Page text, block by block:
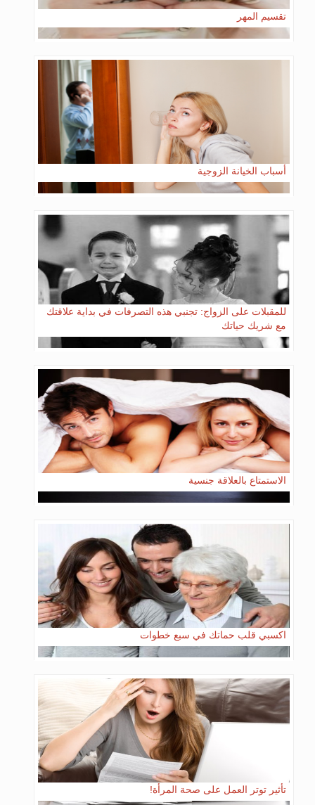
تقسيم المهر
أسباب الخيانة الزوجية
للمقبلات على الزواج: تجنبي هذه التصرفات في بداية علاقتك
مع شريك حياتك
الاستمتاع بالعلاقة جنسية
اكسبي قلب حماتك في سبع خطوات
تأثير توتر العمل على صحة المرأة!